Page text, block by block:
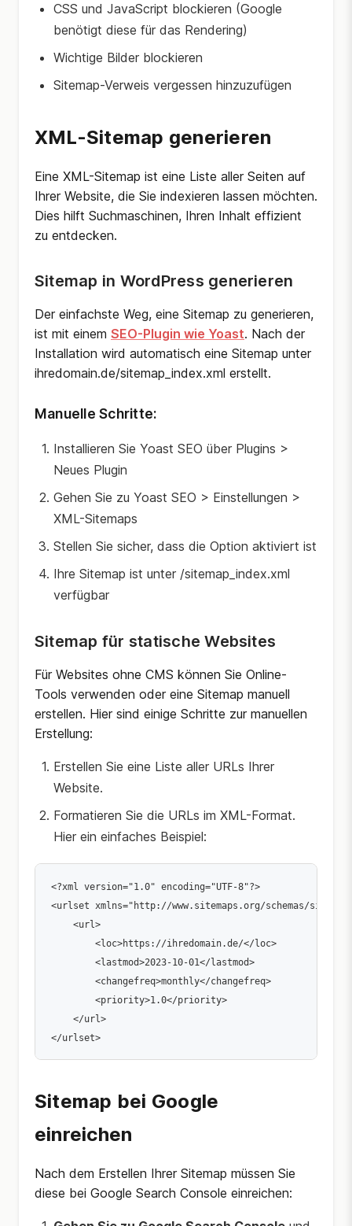
CSS und JavaScript blockieren (Google
benötigt diese für das Rendering)
Wichtige Bilder blockieren
Sitemap-Verweis vergessen hinzuzufügen
XML-Sitemap generieren
Eine XML-Sitemap ist eine Liste aller Seiten auf
Ihrer Website, die Sie indexieren lassen möchten.
Dies hilft Suchmaschinen, Ihren Inhalt effizient
zu entdecken.
Sitemap in WordPress generieren
Der einfachste Weg, eine Sitemap zu generieren,
ist mit einem SEO-Plugin wie Yoast. Nach der
Installation wird automatisch eine Sitemap unter
ihredomain.de/sitemap_index.xml erstellt.
Manuelle Schritte:
Installieren Sie Yoast SEO über Plugins >
Neues Plugin
Gehen Sie zu Yoast SEO > Einstellungen >
XML-Sitemaps
Stellen Sie sicher, dass die Option aktiviert ist
Ihre Sitemap ist unter /sitemap_index.xml
verfügbar
Sitemap für statische Websites
Für Websites ohne CMS können Sie Online-
Tools verwenden oder eine Sitemap manuell
erstellen. Hier sind einige Schritte zur manuellen
Erstellung:
Erstellen Sie eine Liste aller URLs Ihrer
Website.
Formatieren Sie die URLs im XML-Format.
Hier ein einfaches Beispiel:
<?xml version="1.0" encoding="UTF-8"?>
<urlset xmlns="http://www.sitemaps.org/schemas/
    <url>
        <loc>https://ihredomain.de/</loc>
        <lastmod>2023-10-01</lastmod>
        <changefreq>monthly</changefreq>
        <priority>1.0</priority>
    </url>
</urlset>
Sitemap bei Google
einreichen
Nach dem Erstellen Ihrer Sitemap müssen Sie
diese bei Google Search Console einreichen: